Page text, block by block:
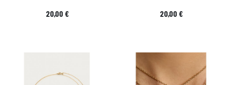
Prix
20,00 € Prix
20,00 €